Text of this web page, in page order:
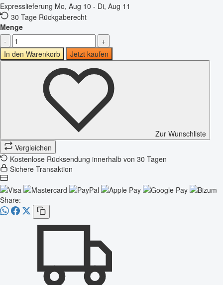
Expresslieferung Mo, Aug 10 - Di, Aug 11
30 Tage Rückgaberecht
Menge
-
+
In den Warenkorb
Jetzt kaufen
Zur Wunschliste
Vergleichen
Kostenlose Rücksendung innerhalb von 30 Tagen
Sichere Transaktion
Share: